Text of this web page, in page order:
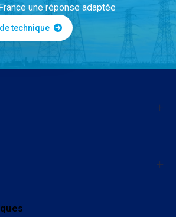
une réponse adaptée
technique
et sociales